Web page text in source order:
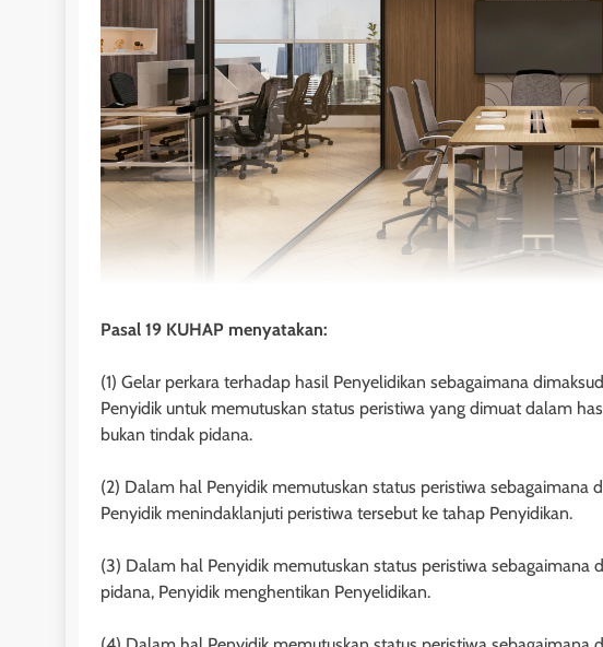
Pasal 19 KUHAP menyatakan:
(1) Gelar perkara terhadap hasil Penyelidikan sebagaimana
Penyidik untuk memutuskan status peristiwa yang dimuat dalam
bukan tindak pidana.
(2) Dalam hal Penyidik memutuskan status peristiwa sebagaimana
Penyidik menindaklanjuti peristiwa tersebut ke tahap Penyidikan.
(3) Dalam hal Penyidik memutuskan status peristiwa sebagaimana
pidana, Penyidik menghentikan Penyelidikan.